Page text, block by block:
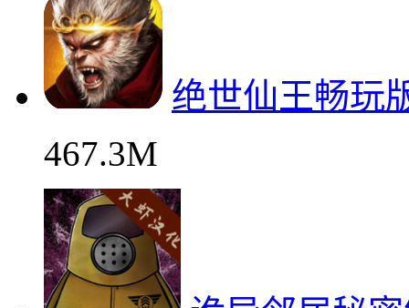
绝世仙王畅玩
467.3M